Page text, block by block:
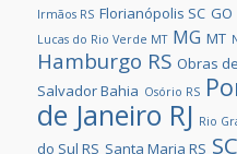
Irmãos RS Florianópolis SC GO
Lucas do Rio Verde MT MG MT
Hamburgo RS Obras
Salvador Bahia Osório RS
de Janeiro RJ Rio
do Sul RS Santa Maria RS SC